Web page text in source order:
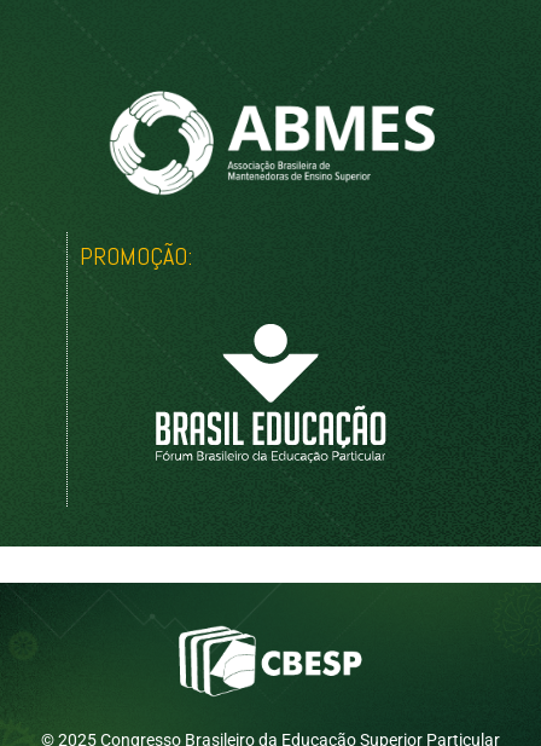
PROMOÇÃO:
© 2025 Congresso Brasileiro da Educação Superior Particular